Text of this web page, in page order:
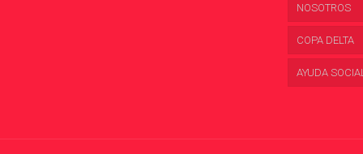
NOSOTROS
COPA DELTA
AYUDA